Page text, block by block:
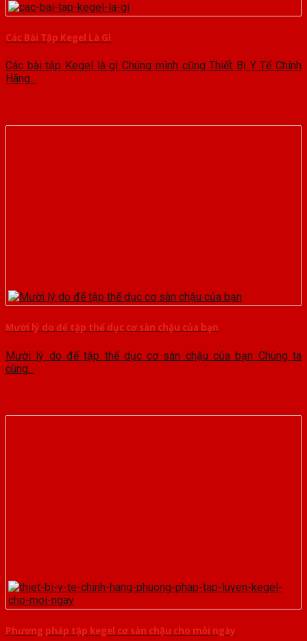
Các Bài Tập Kegel Là Gì
Các bài tập Kegel là gì Chúng mình cũng Thiết Bị Y Tế Chính
Hãng...
Mười lý do để tập thể dục cơ sàn chậu của bạn
Mười lý do để tập thể dục cơ sàn chậu của bạn Chúng ta
cùng...
Phương pháp tập kegel cơ sàn chậu cho mỗi ngày